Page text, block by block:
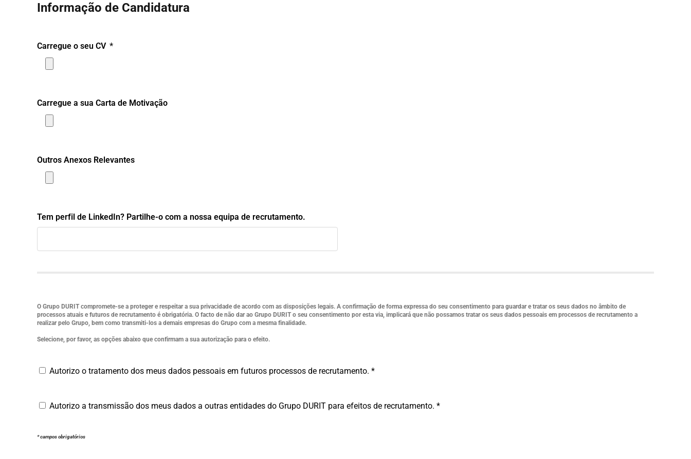
Informação de Candidatura
Carregue o seu CV
Carregue a sua Carta de Motivação
Outros Anexos Relevantes
Tem perfil de LinkedIn? Partilhe-o com a nossa equipa de recrutamento.
O Grupo DURIT compromete-se a proteger e respeitar a sua privacidade de acordo com as disposições legais. A confirmação de forma expressa do seu consentimento para guardar e tratar os seus dados no âmbito de
processos atuais e futuros de recrutamento é obrigatória. O facto de não dar ao Grupo DURIT o seu consentimento por esta via, implicará que não possamos tratar os seus dados pessoais em processos de recrutamento a
realizar pelo Grupo, bem como transmiti-los a demais empresas do Grupo com a mesma finalidade.
Selecione, por favor, as opções abaixo que confirmam a sua autorização para o efeito.
Autorizo o tratamento dos meus dados pessoais em futuros processos de recrutamento. *
Autorizo a transmissão dos meus dados a outras entidades do Grupo DURIT para efeitos de recrutamento. *
* campos obrigatórios